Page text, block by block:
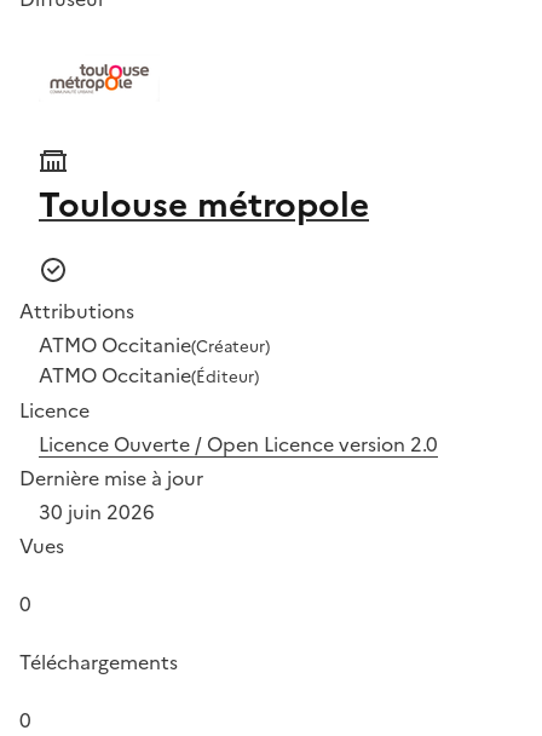
Toulouse métropole
Attributions
ATMO Occitanie(Créateur)
ATMO Occitanie(Éditeur)
Licence
Licence Ouverte / Open Licence version 2.0
Dernière mise à jour
30 juin 2026
Vues
0
Téléchargements
0